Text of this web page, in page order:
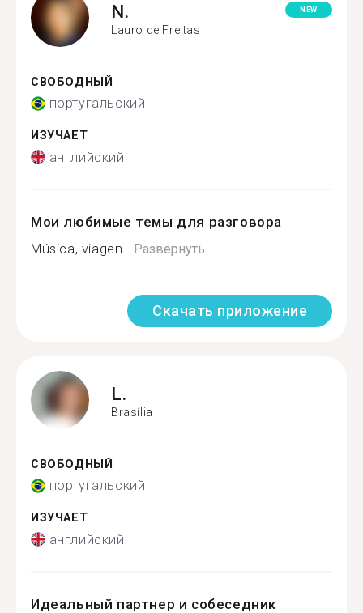
N.
Lauro de Freitas
NEW
СВОБОДНЫЙ
португальский
ИЗУЧАЕТ
английский
Мои любимые темы для разговора
Música, viagen... Развернуть
Скачать приложение
L.
Brasília
СВОБОДНЫЙ
португальский
ИЗУЧАЕТ
английский
Идеальный партнер и собеседник